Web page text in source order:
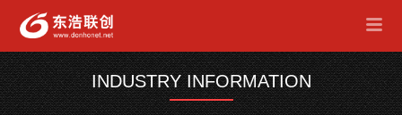
INDUSTRY INFORMATION